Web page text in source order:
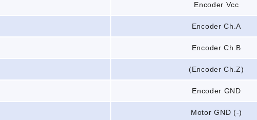
Encoder Vcc
Encoder Ch.A
Encoder Ch.B
(Encoder Ch.Z)
Encoder GND
Motor GND (-)